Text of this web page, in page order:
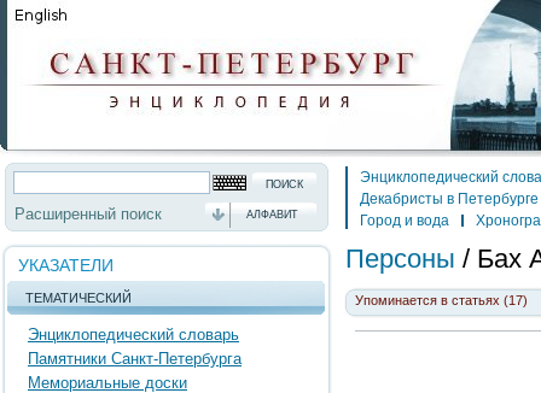
Расширенный поиск АЛФАВИТ
УКАЗАТЕЛИ
ТЕМАТИЧЕСКИЙ
Энциклопедический словарь
Памятники Санкт-Петербурга
Мемориальные доски
Энциклопедический
Декабристы в Петербурге
Город и вода
Персоны / Бах
Упоминается в статьях (17)